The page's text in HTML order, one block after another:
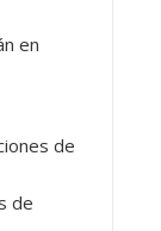
en
de
de